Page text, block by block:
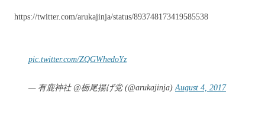
https://twitter.com/arukajinja/status/893748173419585538
pic.twitter.com/ZQGWhedoYz
— 有鹿神社 @栃尾揚げ党 (@arukajinja)August 4, 2017